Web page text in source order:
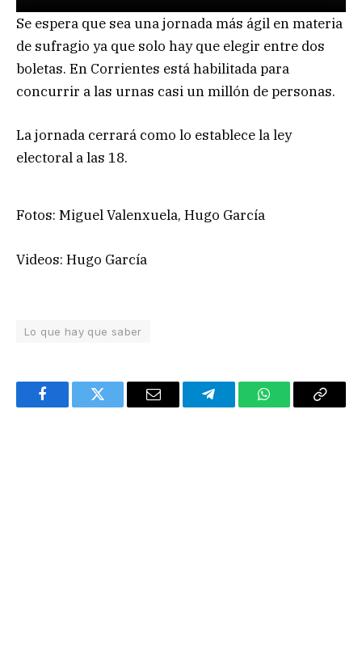
Se espera que sea una jornada más ágil en materia
de sufragio ya que solo hay que elegir entre dos
boletas. En Corrientes está habilitada para
concurrir a las urnas casi un millón de personas.
La jornada cerrará como lo establece la ley
electoral a las 18.
Fotos: Miguel Valenxuela, Hugo García
Videos: Hugo García
Lo que hay que saber
FacebookTwitter Email TelegramWhatsAppCopy